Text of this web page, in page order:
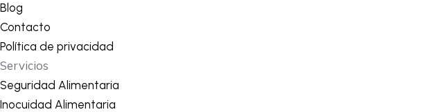
Blog
Contacto
Política de privacidad
Servicios
Seguridad Alimentaria
Inocuidad Alimentaria